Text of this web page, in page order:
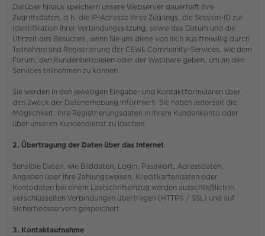
Darüber hinaus speichern unsere Webserver dauerhaft Ihre
Zugriffsdaten, d.h. die IP-Adresse Ihres Zugangs, die Session-ID zur
Identifikation Ihrer Verbindungssitzung, sowie das Datum und die
Uhrzeit des Besuches, wenn Sie uns diese von sich aus freiwillig durch
Teilnahme und Registrierung der CEWE Community-Services, wie dem
Forum, den Kundenbeispielen oder der Webinare geben, um an den
Services teilnehmen zu können.
Sie werden in den jeweiligen Eingabe- und Kontaktformularen über
den Zweck der Datenerhebung informiert. Sie haben jederzeit die
Möglichkeit, Ihre Registrierungsdaten in Ihrem Kundenkonto oder
über unseren Kundendienst zu löschen.
2. Übertragung der Daten über das Internet
Sensible Daten, wie Bilddaten, Login, Passwort, Adressdaten,
Angaben über Ihre Zahlungsweisen, Kreditkartendaten oder
Kontodaten bei einem Lastschrifteinzug werden ausschließlich in
verschlüsselten Verbindungen übertragen (HTTPS / SSL) und auf
Sicherheitsservern gespeichert.
3. Kontaktaufnahme